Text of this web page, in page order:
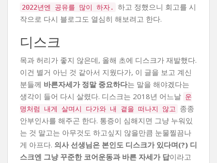
2022년엔 공유를 많이 하자.
하고 정했으니 회고를 시
작으로 다시 블로그도 열심히 해보려고 한다.
디스크
목과 허리가 좋지 않은데, 올해 초에 디스크가 재발했다.
이건 별거 아닌 것 같아서 지웠다가, 이 글을 보고 계신
분들께 바른자세가 정말 중요하다는 말을 해야겠다는
생각이 들어 다시 살렸다. 디스크는 2018년 어느날 운
명처럼 내게 살며시 다가와 내 곁을 떠나지 않고
종종
안부인사를 해주곤 한다. 통증이 심해지면 그냥 누워있
는 것 말고는 아무것도 하고싶지 않을만큼 눈물찔끔나
게 아프다. 의사 선생님은 본인도 디스크가 있다며(?) 디
스크엔 그냥 꾸준한 코어운동과 바른 자세가 답이라고